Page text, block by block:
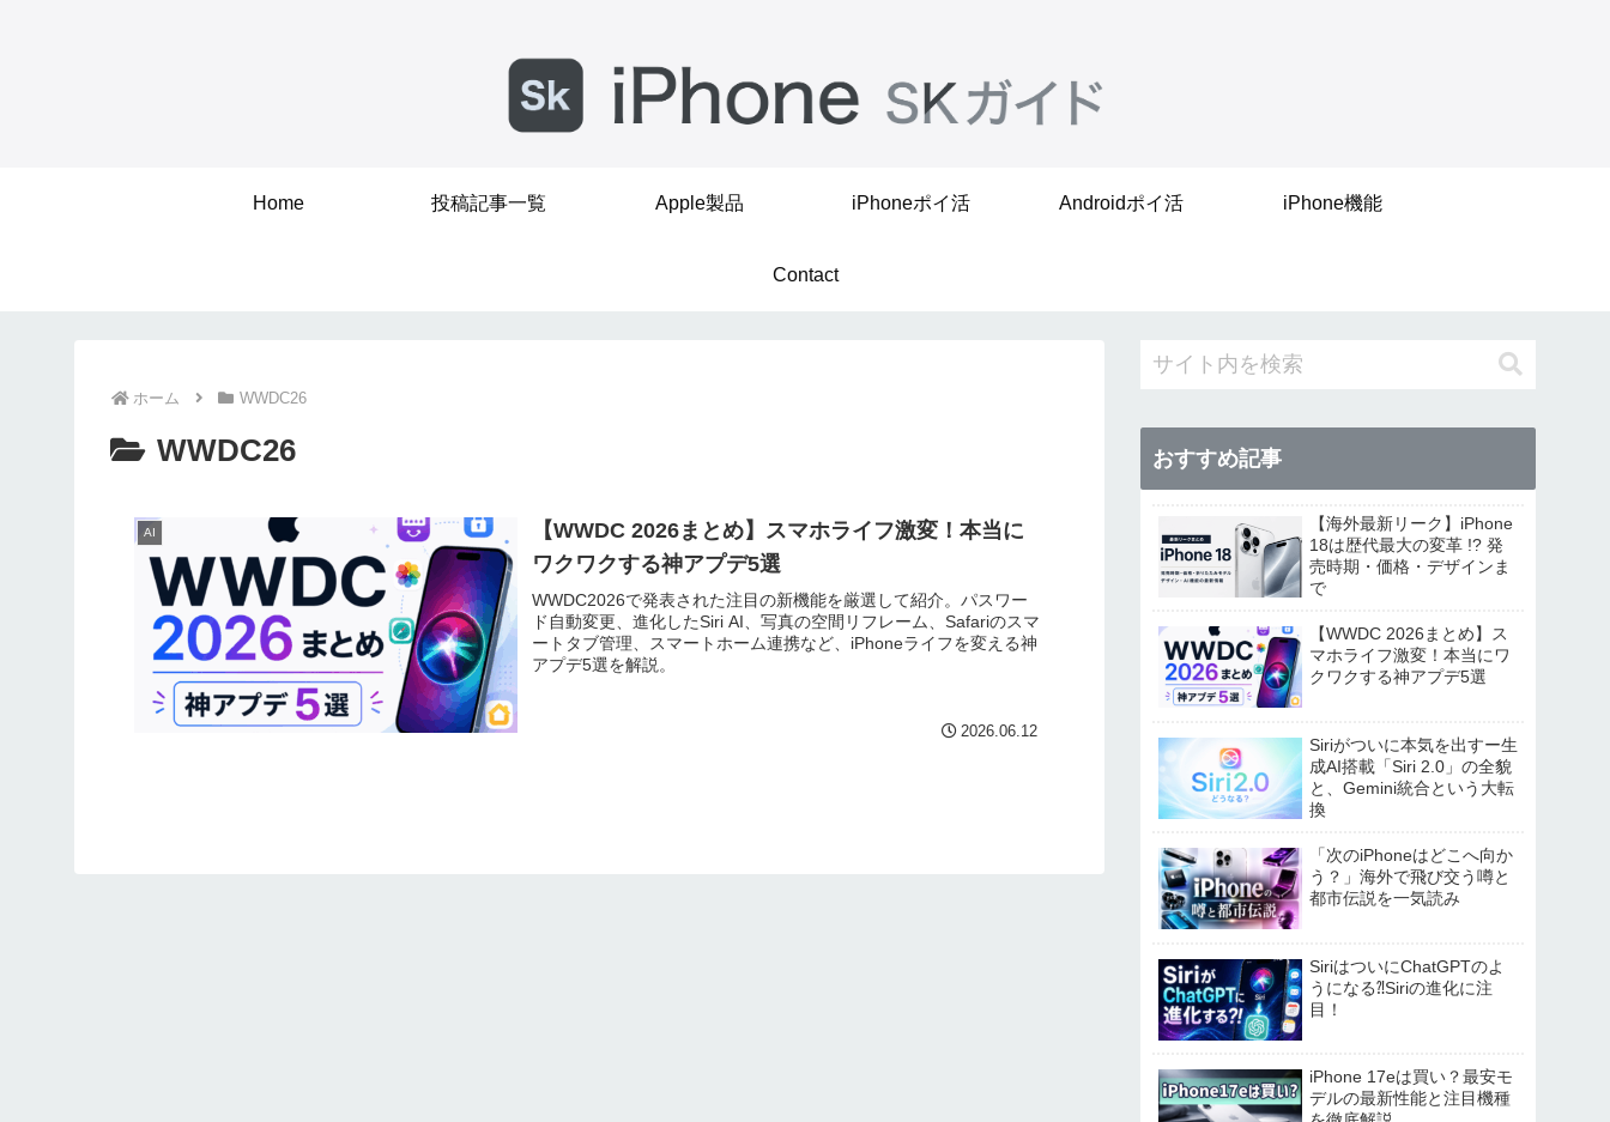
Home 投稿記事一覧 Apple製品 iPhoneポイ活 Androidポイ活 iPhone機能
Contact
ホーム WWDC26
WWDC26
AI
【WWDC 2026まとめ】スマホライフ激変！本当に
ワクワクする神アプデ5選
WWDC2026で発表された注目の新機能を厳選して紹介。パスワー
ド自動変更、進化したSiri AI、写真の空間リフレーム、Safariのスマ
ートタブ管理、スマートホーム連携など、iPhoneライフを変える神
アプデ5選を解説。
2026.06.12
おすすめ記事
【海外最新リーク】iPhone
18は歴代最大の変革 !? 発
売時期・価格・デザインま
で
【WWDC 2026まとめ】ス
マホライフ激変！本当にワ
クワクする神アプデ5選
Siriがついに本気を出すー生
成AI搭載「Siri 2.0」の全貌
と、Gemini統合という大転
換
「次のiPhoneはどこへ向か
う？」海外で飛び交う噂と
都市伝説を一気読み
SiriはついにChatGPTのよ
うになる⁈Siriの進化に注
目！
iPhone 17eは買い？最安モ
デルの最新性能と注目機種